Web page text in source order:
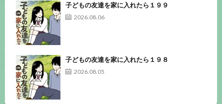
子どもの友達を家に入れたら１９９
2026.08.06
子どもの友達を家に入れたら１９８
2026.08.05